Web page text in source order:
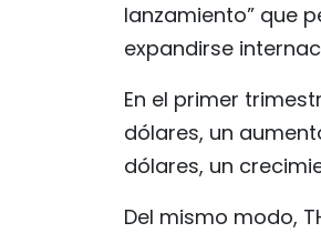
lanzamiento” que
expandirse
En el primer
dólares, un
dólares, un
Del mismo modo,